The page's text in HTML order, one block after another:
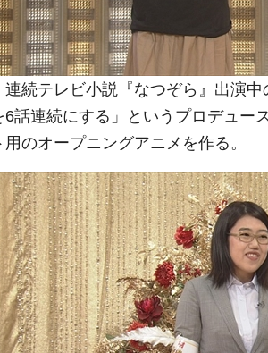
続テレビ小説『なつぞら』出演
話連続にする」というプロデュー
のオープニングアニメを作る。